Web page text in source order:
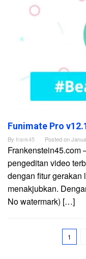
Funimate Pro
By frank45 Posted on
Frankenstein45.com
pengeditan video
dengan fitur gerakan
menakjubkan.
No watermark) […]
1